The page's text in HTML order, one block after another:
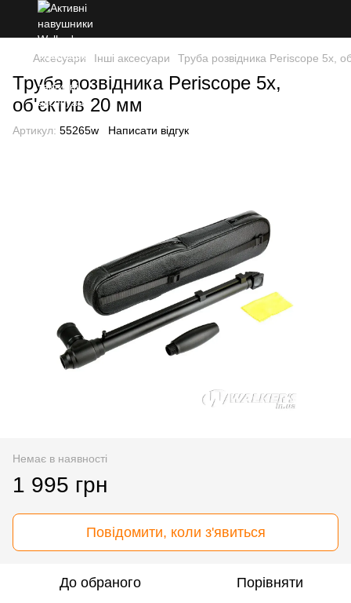
Аксесуари Інші аксесуари Труба розвідника Periscope 5x,
Труба розвідника Periscope 5x,
об'єктив 20 мм
Артикул: 55265w Написати відгук
Немає в наявності
1 995 грн
Повідомити, коли з'явиться
До обраного Порівняти